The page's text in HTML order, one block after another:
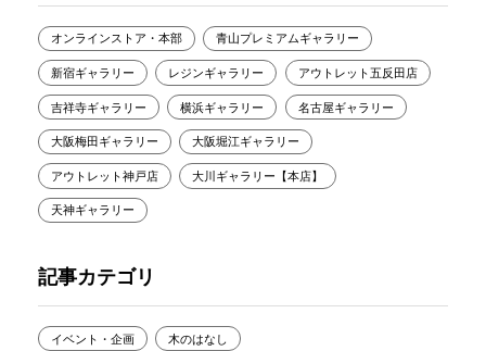
オンラインストア・本部 青山プレミアムギャラリー
新宿ギャラリー レジンギャラリー アウトレット五反田店
吉祥寺ギャラリー 横浜ギャラリー 名古屋ギャラリー
大阪梅田ギャラリー 大阪堀江ギャラリー
アウトレット神戸店 大川ギャラリー【本店】
天神ギャラリー
記事カテゴリ
イベント・企画 木のはなし